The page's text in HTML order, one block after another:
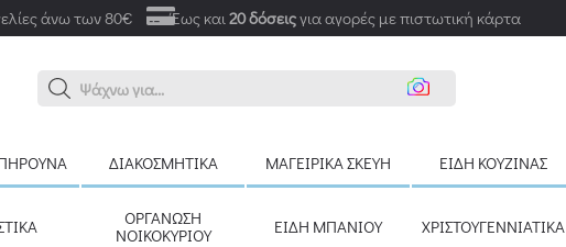
άνω των 80€ Έως και20 δόσειςγια αγορές με πιστωτική κάρτα
Αναζή
ΔΙΑΚΟΣΜΗΤΙΚΆ ΜΑΓΕΙΡΙΚΆ ΣΚΕΎΗ ΕΊΔΗ ΚΟΥΖΊΝΑΣ
ΟΡΓΆΝΩΣΗ
ΝΟΙΚΟΚΥΡΙΟΎ
ΕΊΔΗ ΜΠΆΝΙΟΥ ΧΡΙΣΤΟΥΓΕΝΝΙΆΤΙΚΑ